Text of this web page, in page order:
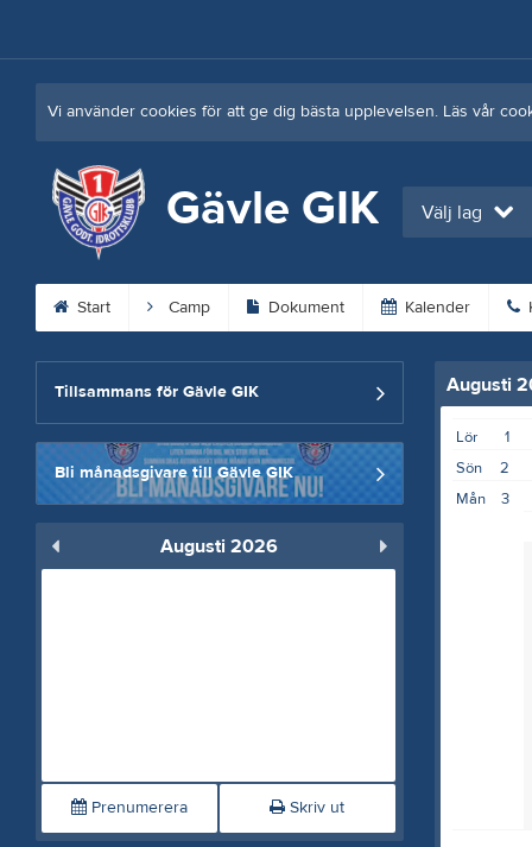
Vi använder cookies för att ge dig bästa upplevelsen. Läs vår
Gävle GIK Välj lag
Start Camp Dokument Kalender
Tillsammans för Gävle GIK
Bli månadsgivare till Gävle GIK
Augusti 2026
Prenumerera Skriv ut
Augusti
1
Lör
2
Sön
3
Mån